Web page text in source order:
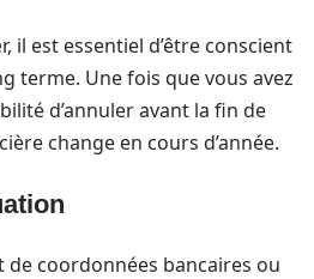
est essentiel d’être conscient
terme. Une fois que vous avez
d’annuler avant la fin de
change en cours d’année.
de coordonnées bancaires ou